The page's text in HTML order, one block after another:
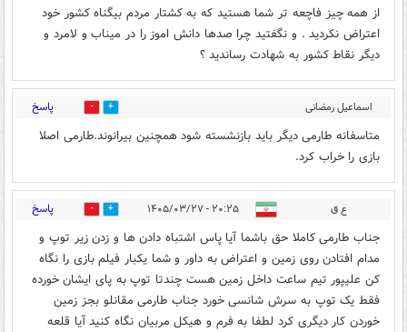
از همه چیز فاچعه تر شما هستید که به کشتار مردم بیگناه کشور خود
اعتراض نکردید . و نگفتید چرا صدها دانش اموز را در میناب و لامرد و
دیگر نقاط کشور به شهادت رساندید ؟
اسماعیل رمضانی
تشنیزی
۱۹:۴۴ - ۱۴۰۵/۰۳/۲۷
0 پاسخ
متاسفانه طارمی دیگر باید بازنشسته شود همچنین بیرانوند.طارمی اصلا
بازی را خراب کرد.
ع ق ۲۰:۲۵ - ۱۴۰۵/۰۳/۲۷ 0 پاسخ
جناب طارمی کاملا حق باشما آیا پاس اشتباه دادن ها و زدن زیر توپ و
مدام افتادن روی زمین و اعتراض به داور و شما یکبار فیلم بازی را نگاه
کن علیپور تیم ساعت داخل زمین هست چندتا توپ به پای ایشان خورده
فقط یک توپ به سرش شانسی خورد جناب طارمی مقانلو بجز زمین
خوردن کار دیگری کرد لطفا به فرم و هیکل مربیان نگاه کنید آیا قلعه